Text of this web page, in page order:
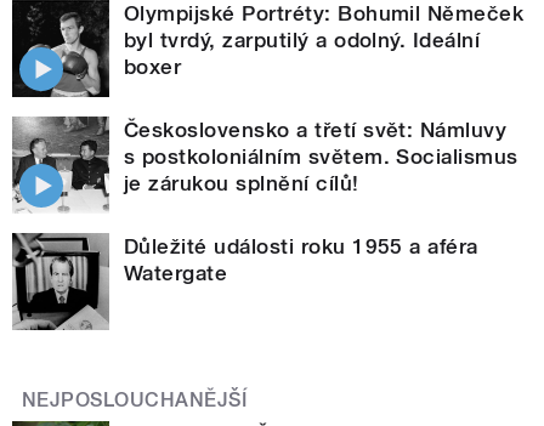
Olympijské Portréty: Bohumil Němeček
byl tvrdý, zarputilý a odolný. Ideální
boxer
Československo a třetí svět: Námluvy
s postkoloniálním světem. Socialismus
je zárukou splnění cílů!
Důležité události roku 1955 a aféra
Watergate
NEJPOSLOUCHANĚJŠÍ